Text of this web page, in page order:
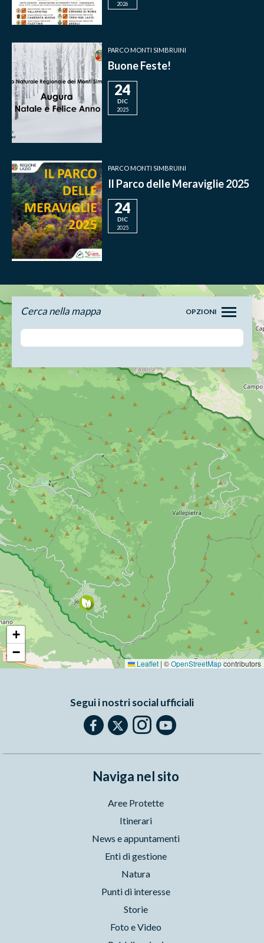
2026
PARCO MONTI SIMBRUINI
Buone Feste!
24
DIC
2025
PARCO MONTI SIMBRUINI
Il Parco delle Meraviglie 2025
24
DIC
2025
+
−
Leaflet | ©OpenStreetMapcontributors
Cerca nella mappa OPZIONI
Segui i nostri social ufficiali
Naviga nel sito
Aree Protette
Itinerari
News e appuntamenti
Enti di gestione
Natura
Punti di interesse
Storie
Foto e Video